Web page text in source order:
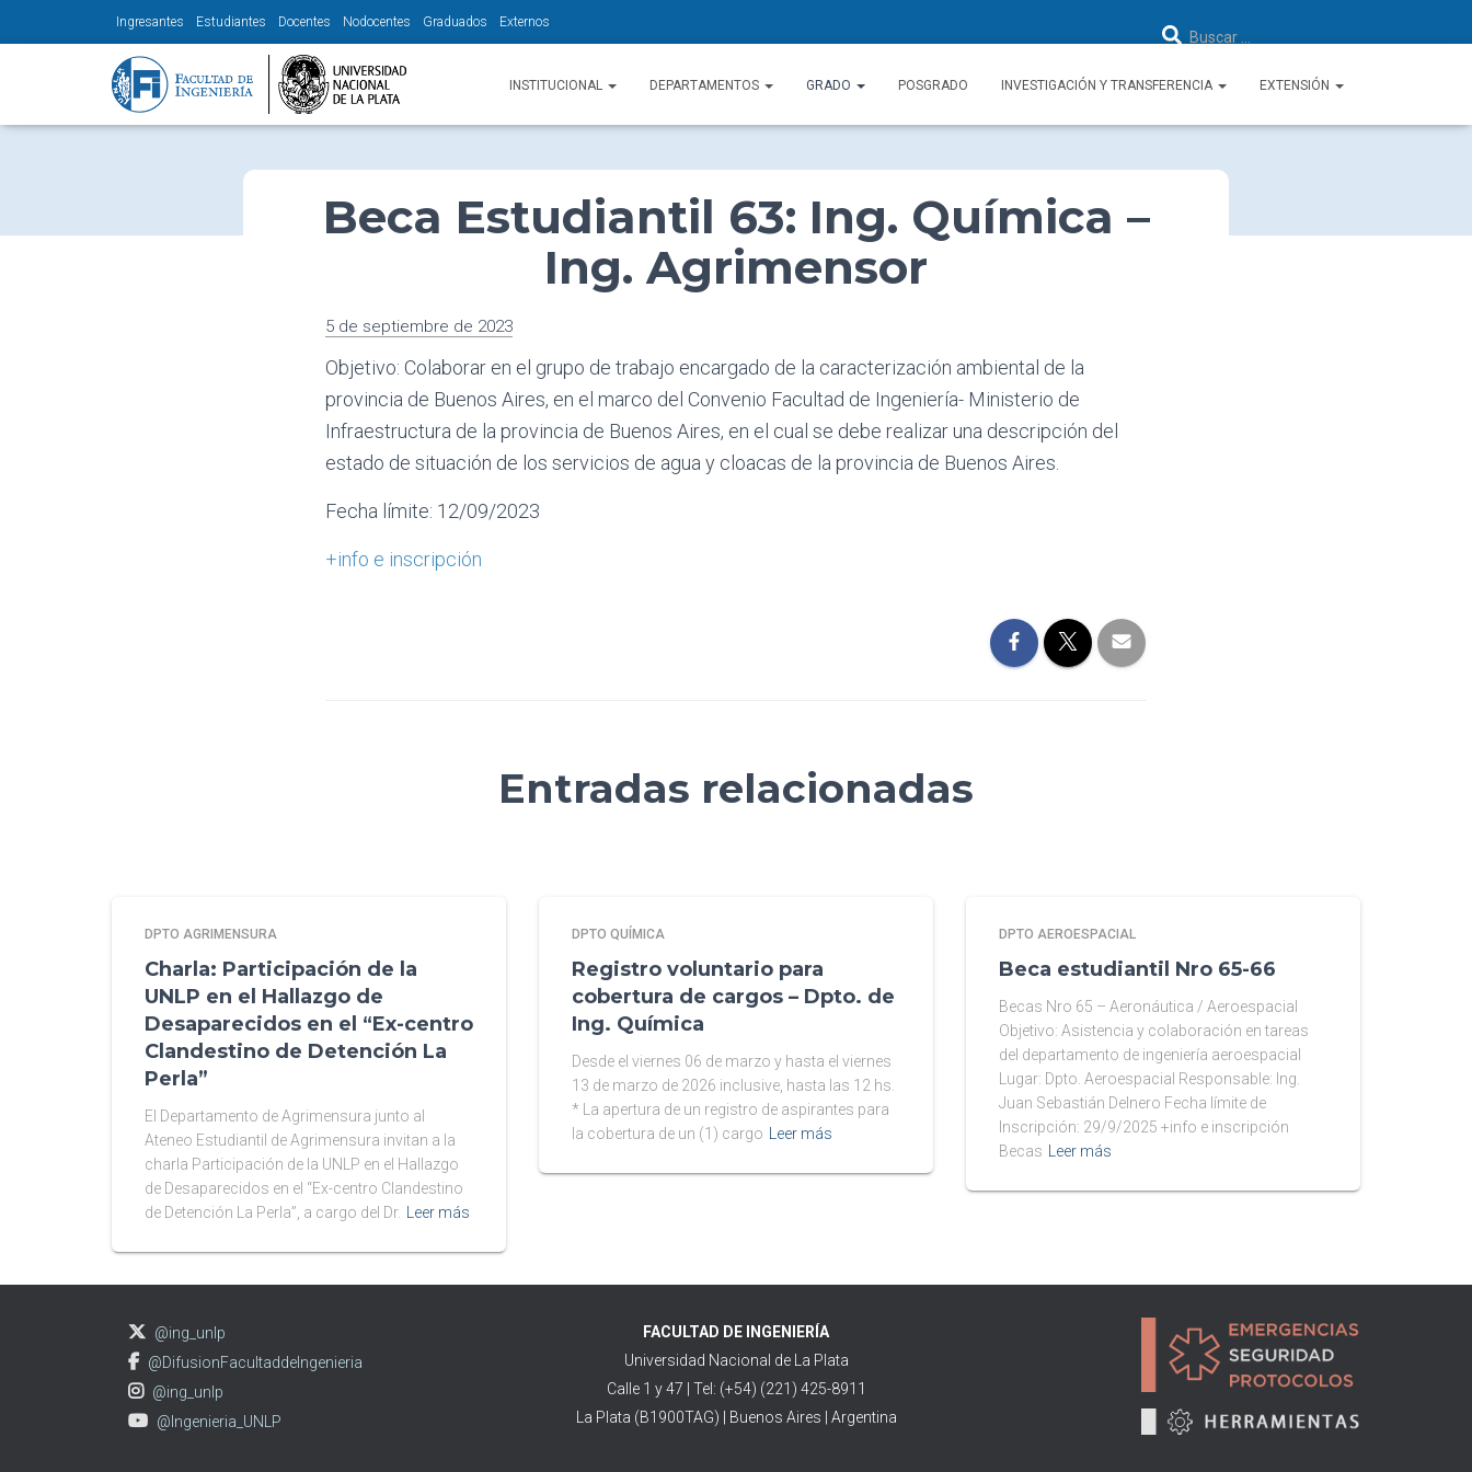
Buscar …
Ingresantes Estudiantes Docentes Nodocentes Graduados Externos
INSTITUCIONAL DEPARTAMENTOS GRADO POSGRADO INVESTIGACIÓN Y TRANSFERENCIA EXTENSIÓN
Beca Estudiantil 63: Ing. Química –
Ing. Agrimensor
5 de septiembre de 2023
Objetivo: Colaborar en el grupo de trabajo encargado de la caracterización ambiental de la
provincia de Buenos Aires, en el marco del Convenio Facultad de Ingeniería- Ministerio de
Infraestructura de la provincia de Buenos Aires, en el cual se debe realizar una descripción del
estado de situación de los servicios de agua y cloacas de la provincia de Buenos Aires.
Fecha límite: 12/09/2023
+info e inscripción
Entradas relacionadas
DPTO AGRIMENSURA
Charla: Participación de la
UNLP en el Hallazgo de
Desaparecidos en el “Ex-centro
Clandestino de Detención La
Perla”
El Departamento de Agrimensura junto al
Ateneo Estudiantil de Agrimensura invitan a la
charla Participación de la UNLP en el Hallazgo
de Desaparecidos en el “Ex-centro Clandestino
de Detención La Perla”, a cargo del Dr.
Leer más
DPTO QUÍMICA
Registro voluntario para
cobertura de cargos – Dpto. de
Ing. Química
Desde el viernes 06 de marzo y hasta el viernes
13 de marzo de 2026 inclusive, hasta las 12 hs.
* La apertura de un registro de aspirantes para
la cobertura de un (1) cargo
Leer más
DPTO AEROESPACIAL
Beca estudiantil Nro 65-66
Becas Nro 65 – Aeronáutica / Aeroespacial
Objetivo: Asistencia y colaboración en tareas
del departamento de ingeniería aeroespacial
Lugar: Dpto. Aeroespacial Responsable: Ing.
Juan Sebastián Delnero Fecha límite de
Inscripción: 29/9/2025 +info e inscripción
Becas
Leer más
@ing_unlp
@DifusionFacultaddeIngenieria
@ing_unlp
@Ingenieria_UNLP
FACULTAD DE INGENIERÍA
Universidad Nacional de La Plata
Calle 1 y 47 | Tel: (+54) (221) 425-8911
La Plata (B1900TAG) | Buenos Aires | Argentina